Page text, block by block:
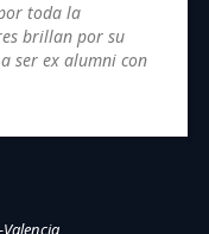
toda la
brillan por su
ser ex alumni con